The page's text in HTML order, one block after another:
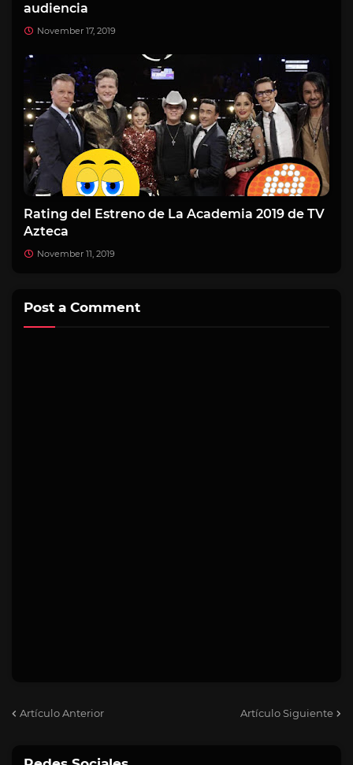
audiencia
November 17, 2019
Rating del Estreno de La Academia 2019 de TV
Azteca
November 11, 2019
Post a Comment
Artículo Anterior Artículo Siguiente